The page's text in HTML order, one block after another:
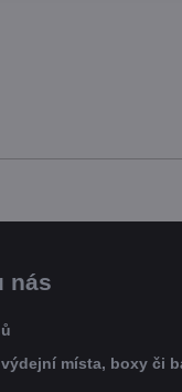
nás
místa, boxy či